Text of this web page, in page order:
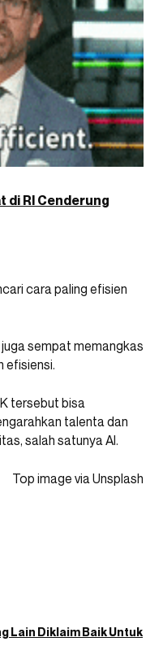
di RI Cenderung
cara paling efisien
sempat memangkas
efisiensi.
tersebut bisa
talenta dan
salah satunya AI.
Top image via Unsplash
Lain Diklaim Baik Untuk